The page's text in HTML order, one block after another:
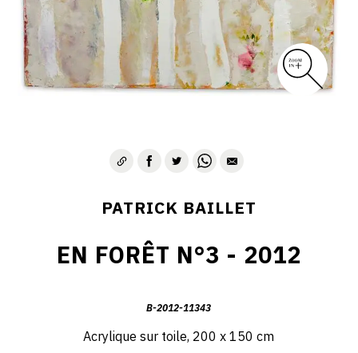
PATRICK BAILLET
EN FORÊT N°3 - 2012
B-2012-11343
Acrylique sur toile, 200 x 150 cm